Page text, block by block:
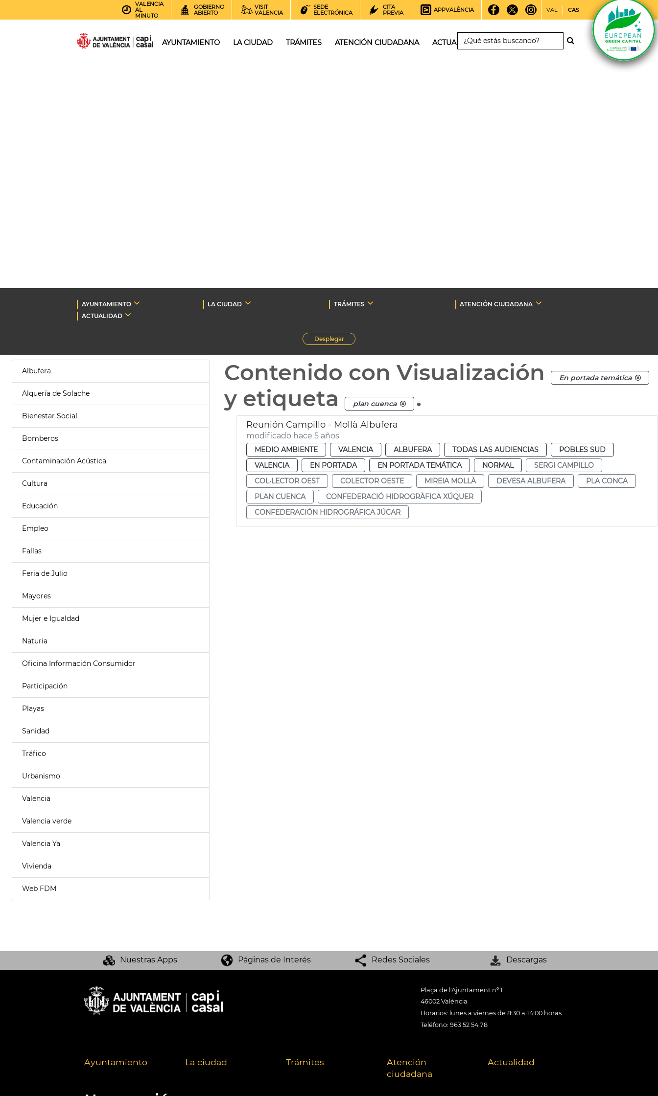
VALENCIA
AL
MINUTO
GOBIERNO
ABIERTO
VISIT
VALENCIA
SEDE
ELECTRÓNICA
CITA
PREVIA
APPVALÈNCIA VAL CAS
AYUNTAMIENTO LA CIUDAD TRÁMITES ATENCIÓN CIUDADANA ACTUALIDAD
AYUNTAMIENTO LA CIUDAD TRÁMITES
ATENCIÓN CIUDADANA
ACTUALIDAD
Desplegar
Albufera
Alquería de Solache
Bienestar Social
Bomberos
Contaminación Acústica
Cultura
Educación
Empleo
Fallas
Feria de Julio
Mayores
Mujer e Igualdad
Naturia
Oficina Información Consumidor
Participación
Playas
Sanidad
Tráfico
Urbanismo
Valencia
Valencia verde
Valencia Ya
Vivienda
Web FDM
Contenido con Visualización En portada temática
y etiqueta plan cuenca .
Reunión Campillo - Mollà Albufera
modificado hace 5 años
MEDIO AMBIENTE VALENCIA ALBUFERA TODAS LAS AUDIENCIAS
POBLES SUD
VALENCIA
EN PORTADA EN PORTADA TEMÁTICA NORMAL
SERGI CAMPILLO
COL·LECTOR OEST
COLECTOR OESTE MIREIA MOLLÀ DEVESA ALBUFERA
PLA CONCA
PLAN CUENCA
CONFEDERACIÓ HIDROGRÀFICA XÚQUER
CONFEDERACIÓN HIDROGRÁFICA JÚCAR
Nuestras Apps Páginas de Interés Redes Sociales Descargas
Plaça de l'Ajuntament nº 1
46002 València
Horarios: lunes a viernes de 8:30 a 14:00 horas
Teléfono: 963 52 54 78
Ayuntamiento La ciudad Trámites
Atención
ciudadana
Actualidad